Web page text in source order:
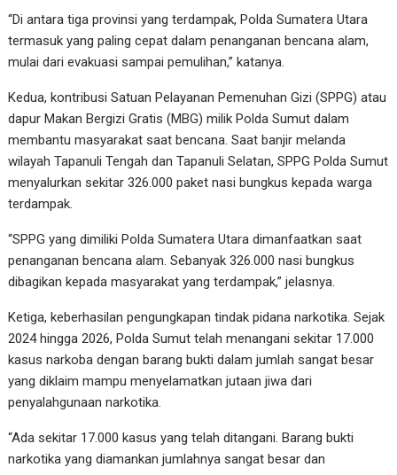
“Di antara tiga provinsi yang terdampak, Polda Sumatera Utara
termasuk yang paling cepat dalam penanganan bencana alam,
mulai dari evakuasi sampai pemulihan,” katanya.
Kedua, kontribusi Satuan Pelayanan Pemenuhan Gizi (SPPG) atau
dapur Makan Bergizi Gratis (MBG) milik Polda Sumut dalam
membantu masyarakat saat bencana. Saat banjir melanda
wilayah Tapanuli Tengah dan Tapanuli Selatan, SPPG Polda Sumut
menyalurkan sekitar 326.000 paket nasi bungkus kepada warga
terdampak.
“SPPG yang dimiliki Polda Sumatera Utara dimanfaatkan saat
penanganan bencana alam. Sebanyak 326.000 nasi bungkus
dibagikan kepada masyarakat yang terdampak,” jelasnya.
Ketiga, keberhasilan pengungkapan tindak pidana narkotika. Sejak
2024 hingga 2026, Polda Sumut telah menangani sekitar 17.000
kasus narkoba dengan barang bukti dalam jumlah sangat besar
yang diklaim mampu menyelamatkan jutaan jiwa dari
penyalahgunaan narkotika.
“Ada sekitar 17.000 kasus yang telah ditangani. Barang bukti
narkotika yang diamankan jumlahnya sangat besar dan